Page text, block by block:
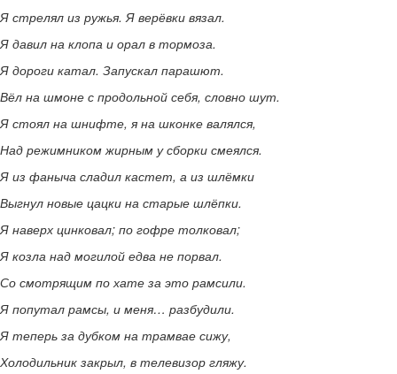
Я стрелял из ружья. Я верёвки вязал.
Я давил на клопа и орал в тормоза.
Я дороги катал. Запускал парашют.
Вёл на шмоне с продольной себя, словно шут.
Я стоял на шнифте, я на шконке валялся,
Над режимником жирным у сборки смеялся.
Я из фаныча сладил кастет, а из шлёмки
Выгнул новые цацки на старые шлёпки.
Я наверх цинковал; по гофре толковал;
Я козла над могилой едва не порвал.
Со смотрящим по хате за это рамсили.
Я попутал рамсы, и меня… разбудили.
Я теперь за дубком на трамвае сижу,
Холодильник закрыл, в телевизор гляжу.